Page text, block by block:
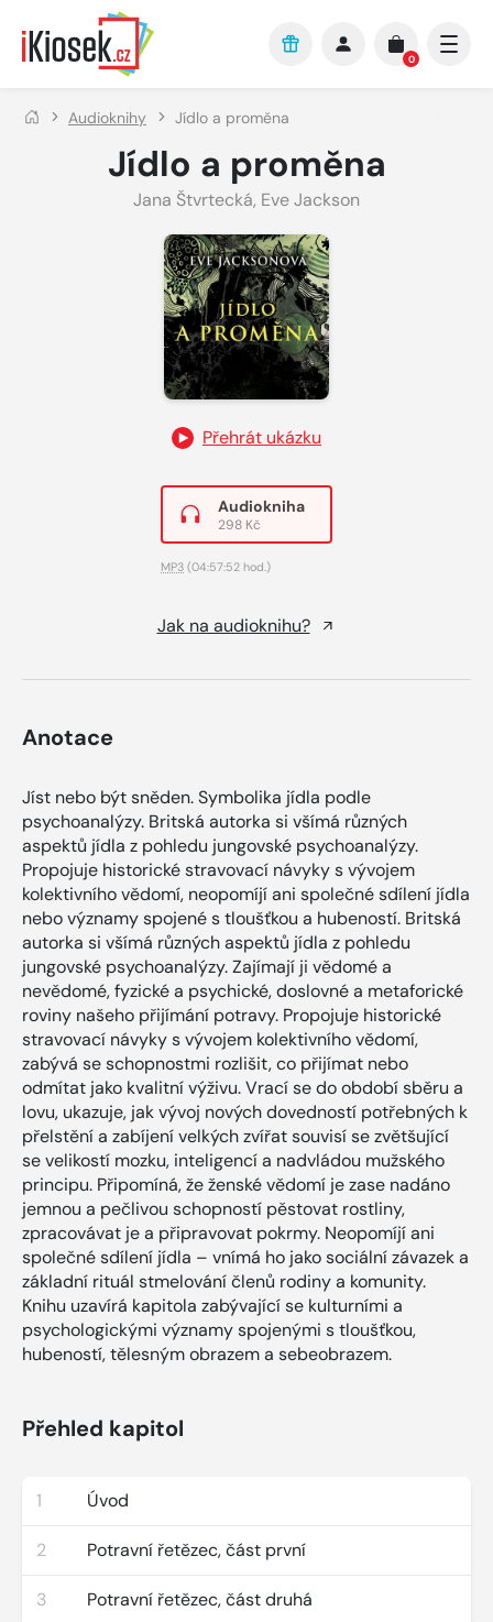
Přejít na hlavní obsah
0
Audioknihy Jídlo a proměna
Jídlo a proměna
Jana Štvrtecká, Eve Jackson
Přehrát ukázku
Audiokniha
298 Kč
MP3 (04:57:52 hod.)
Jak na audioknihu?
Anotace
Jíst nebo být sněden. Symbolika jídla podle
psychoanalýzy. Britská autorka si všímá různých
aspektů jídla z pohledu jungovské psychoanalýzy.
Propojuje historické stravovací návyky s vývojem
kolektivního vědomí, neopomíjí ani společné sdílení jídla
nebo významy spojené s tloušťkou a hubeností. Britská
autorka si všímá různých aspektů jídla z pohledu
jungovské psychoanalýzy. Zajímají ji vědomé a
nevědomé, fyzické a psychické, doslovné a metaforické
roviny našeho přijímání potravy. Propojuje historické
stravovací návyky s vývojem kolektivního vědomí,
zabývá se schopnostmi rozlišit, co přijímat nebo
odmítat jako kvalitní výživu. Vrací se do období sběru a
lovu, ukazuje, jak vývoj nových dovedností potřebných k
přelstění a zabíjení velkých zvířat souvisí se zvětšující
se velikostí mozku, inteligencí a nadvládou mužského
principu. Připomíná, že ženské vědomí je zase nadáno
jemnou a pečlivou schopností pěstovat rostliny,
zpracovávat je a připravovat pokrmy. Neopomíjí ani
společné sdílení jídla – vnímá ho jako sociální závazek a
základní rituál stmelování členů rodiny a komunity.
Knihu uzavírá kapitola zabývající se kulturními a
psychologickými významy spojenými s tloušťkou,
hubeností, tělesným obrazem a sebeobrazem.
Přehled kapitol
1 Úvod
2 Potravní řetězec, část první
3 Potravní řetězec, část druhá